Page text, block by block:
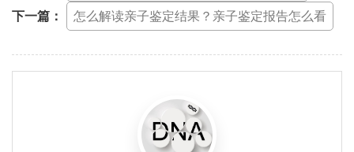
下一篇：
怎么解读亲子鉴定结果？亲子鉴定报告怎么看